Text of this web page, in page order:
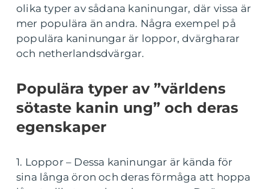
olika typer av sådana kaninungar, där vissa är
mer populära än andra. Några exempel på
populära kaninungar är loppor, dvärgharar
och netherlandsdvärgar.
Populära typer av ”världens
sötaste kanin ung” och deras
egenskaper
1. Loppor – Dessa kaninungar är kända för
sina långa öron och deras förmåga att hoppa